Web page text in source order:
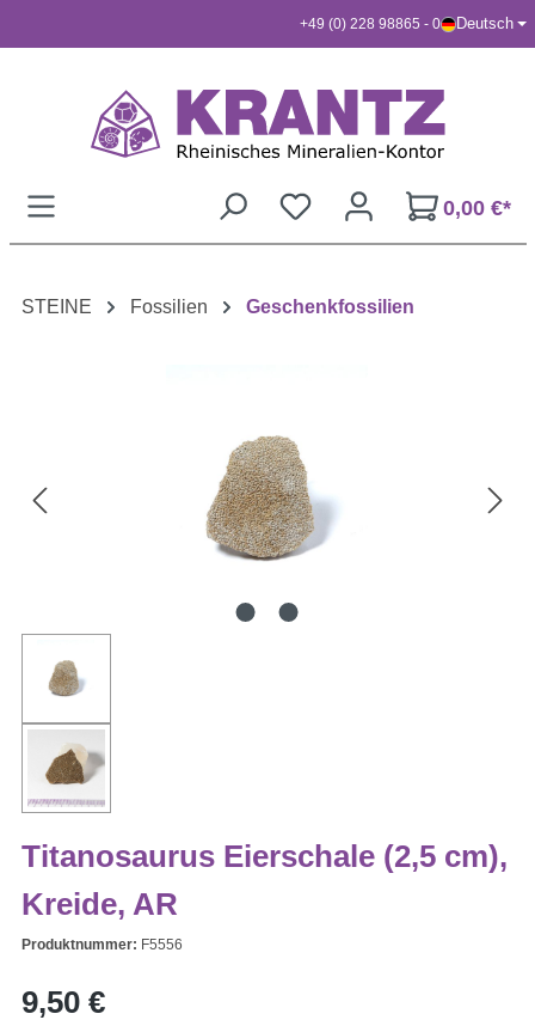
+49 (0) 228 98865 - 0 Deutsch
0,00 €*
STEINE Fossilien Geschenkfossilien
Titanosaurus Eierschale (2,5 cm),
Kreide, AR
Produktnummer: F5556
Regulärer Preis:
9,50 €